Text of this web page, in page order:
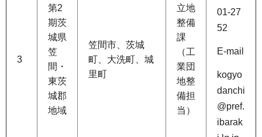
3
第2
期茨
城県
笠
間・
東茨
城郡
地域
笠間市、茨城
町、大洗町、城
里町
立地
整備
課
（工
業団
地整
備担
当）
01-27
52
E-mail
kogyo
danchi
@pref.
ibarak